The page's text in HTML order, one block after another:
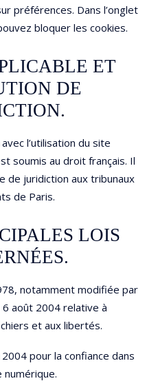
préférences. Dans l’onglet
bloquer les cookies.
ET
DE
l’utilisation du site
soumis au droit français. Il
de juridiction aux tribunaux
de Paris.
LOIS
notamment modifiée par
août 2004 relative à
et aux libertés.
pour la confiance dans
numérique.